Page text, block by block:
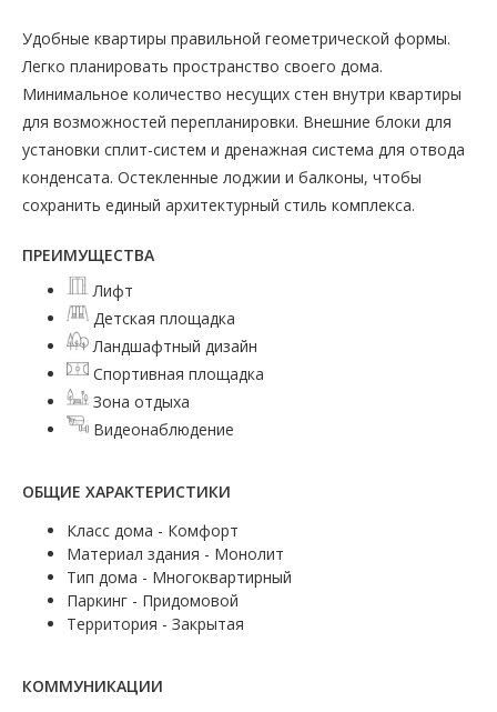
Удобные квартиры правильной геометрической формы.
Легко планировать пространство своего дома.
Минимальное количество несущих стен внутри квартиры
для возможностей перепланировки. Внешние блоки для
установки сплит-систем и дренажная система для отвода
конденсата. Остекленные лоджии и балконы, чтобы
сохранить единый архитектурный стиль комплекса.
ПРЕИМУЩЕСТВА
Лифт
Детская площадка
Ландшафтный дизайн
Спортивная площадка
Зона отдыха
Видеонаблюдение
ОБЩИЕ ХАРАКТЕРИСТИКИ
Класс дома - Комфорт
Материал здания - Монолит
Тип дома - Многоквартирный
Паркинг - Придомовой
Территория - Закрытая
КОММУНИКАЦИИ